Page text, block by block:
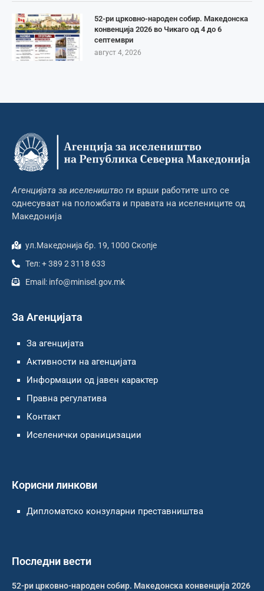
52-ри црковно-народен собир. Македонска
конвенција 2026 во Чикаго од 4 до 6
септември
август 4, 2026
Агенцијата за иселеништво ги врши работите што се
однесуваат на положбата и правата на иселениците од
Македонија
ул.Македонија бр. 19, 1000 Скопје
Тел: + 389 2 3118 633
Email: info@minisel.gov.mk
За Агенцијата
За агенцијата
Активности на агенцијата
Информации од јавен карактер
Правна регулатива
Контакт
Иселенички ораницизации
Корисни линкови
Дипломатско конзуларни преставништва
Последни вести
52-ри црковно-народен собир. Македонска конвенција 2026